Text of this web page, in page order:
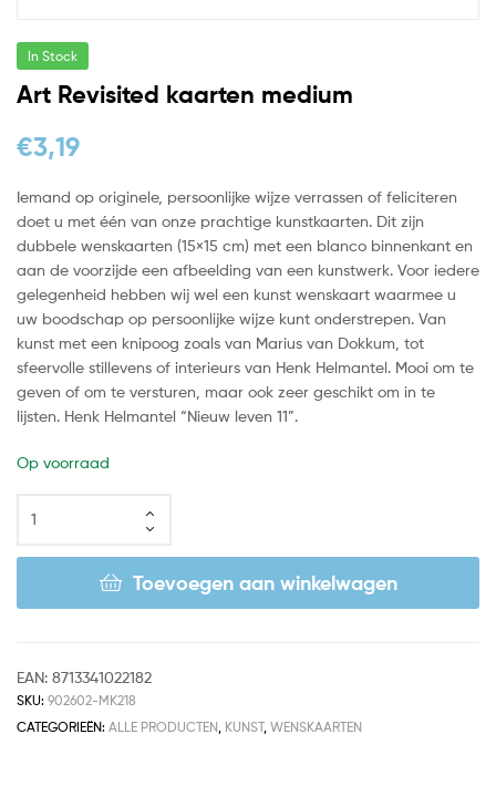
In Stock
Art Revisited kaarten medium
€3,19
Iemand op originele, persoonlijke wijze verrassen of feliciteren
doet u met één van onze prachtige kunstkaarten. Dit zijn
dubbele wenskaarten (15×15 cm) met een blanco binnenkant en
aan de voorzijde een afbeelding van een kunstwerk. Voor iedere
gelegenheid hebben wij wel een kunst wenskaart waarmee u
uw boodschap op persoonlijke wijze kunt onderstrepen. Van
kunst met een knipoog zoals van Marius van Dokkum, tot
sfeervolle stillevens of interieurs van Henk Helmantel. Mooi om te
geven of om te versturen, maar ook zeer geschikt om in te
lijsten. Henk Helmantel “Nieuw leven 11”.
Op voorraad
Toevoegen aan winkelwagen
EAN: 8713341022182
SKU: 902602-MK218
CATEGORIEËN: ALLE PRODUCTEN KUNST, WENSKAARTEN